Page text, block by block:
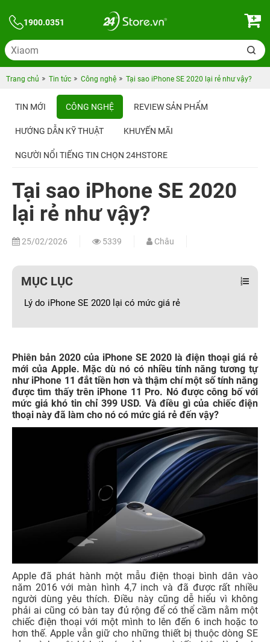
1900.0351
Trang chủ Tin tức Công nghệ Tại sao iPhone SE 2020 lại rẻ như vậy?
TIN MỚI CÔNG NGHỆ REVIEW SẢN PHẨM
HƯỚNG DẪN KỸ THUẬT KHUYẾN MÃI
NGƯỜI NỔI TIẾNG TIN CHỌN 24HSTORE
Tại sao iPhone SE 2020
lại rẻ như vậy?
25/02/2026 5339 Châu
MỤC LỤC
Lý do iPhone SE 2020 lại có mức giá rẻ
Phiên bản 2020 của iPhone SE 2020 là điện thoại giá rẻ
mới của Apple. Mặc dù nó có nhiều tính năng tương tự
như iPhone 11 đắt tiền hơn và thậm chí một số tính năng
được tìm thấy trên iPhone 11 Pro. Nó được công bố với
mức giá khó tin chỉ 399 USD. Và điều gì của chiếc điện
thoại này đã làm cho nó có mức giá rẻ đến vậy?
Apple đã phát hành một mẫu điện thoại bình dân vào
năm 2016 với màn hình 4,7 inch và đã được rất nhiều
người dùng yêu thích. Điều này cũng dễ hiểu vì không
phải ai cũng có bàn tay đủ rộng để có thể cầm nằm một
chiếc điện thoại với một mình to lên đến 6 inch hoặc to
hơn thế. Apple vẫn giữ cho những thiết bị thuộc dòng SE